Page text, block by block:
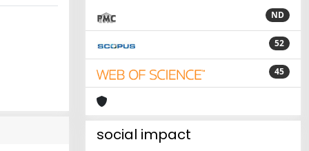
ND
52
45
social impact